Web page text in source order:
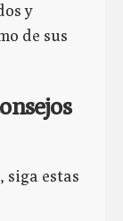
y
de sus
estas